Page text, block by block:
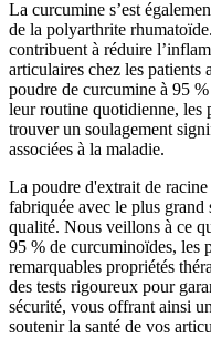
La curcumine s’est
de la polyarthrite
contribuent à réduire
articulaires chez les patients
poudre de curcumine à 95
leur routine quotidienne, les
trouver un soulagement
associées à la maladie.
La poudre d'extrait de
fabriquée avec le plus grand
qualité. Nous veillons à ce
95 % de curcuminoïdes, les
remarquables propriétés
des tests rigoureux pour
sécurité, vous offrant ainsi
soutenir la santé de vos